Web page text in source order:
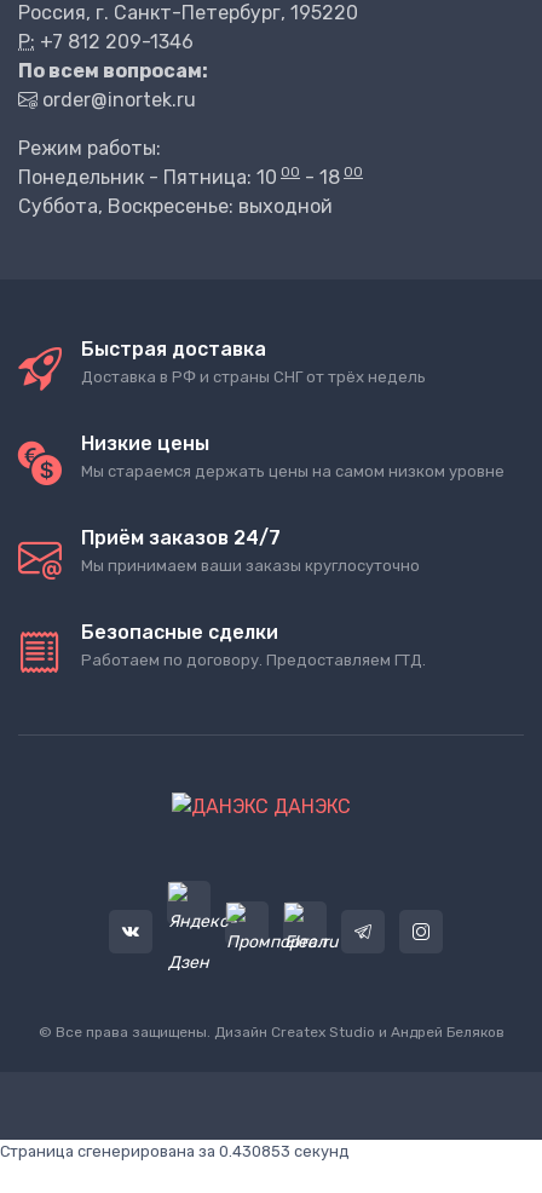
Россия, г. Санкт-Петербург, 195220
P: +7 812 209-1346
По всем вопросам:
order@inortek.ru
Режим работы:
Понедельник - Пятница: 10 00 - 18 00
Суббота, Воскресенье: выходной
Быстрая доставка
Доставка в РФ и страны СНГ от трёх недель
Низкие цены
Мы стараемся держать цены на самом низком уровне
Приём заказов 24/7
Мы принимаем ваши заказы круглосуточно
Безопасные сделки
Работаем по договору. Предоставляем ГТД.
ДАНЭКС
© Все права защищены. Дизайн Createx Studio и Андрей Беляков
Страница сгенерирована за 0.430853 секунд